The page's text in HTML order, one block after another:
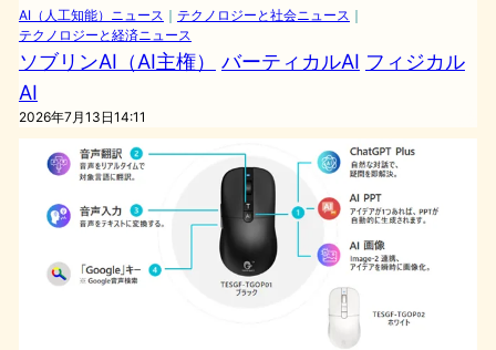
AI（人工知能）ニュース ｜ テクノロジーと社会ニュース ｜
テクノロジーと経済ニュース
ソブリンAI（AI主権） バーティカルAI フィジカル
AI
2026年7月13日14:11